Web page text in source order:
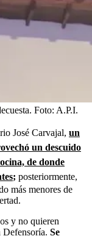
Foto: A.P.I.
José Carvajal, un
un descuido
de donde
; posteriormente,
más menores de
y no quieren
Se